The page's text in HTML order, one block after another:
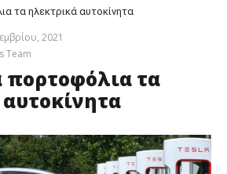
τα ηλεκτρικά αυτοκίνητα
2021
Team
πορτοφόλια τα